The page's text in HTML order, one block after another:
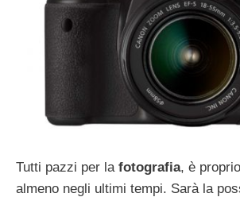
Tutti pazzi per lafotografia, è
almeno negli ultimi tempi. Sarà la